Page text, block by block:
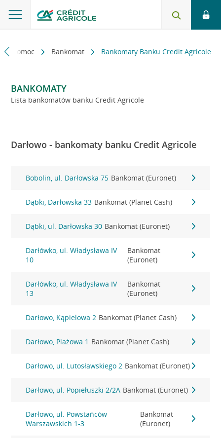
i pomoc Bankomat Bankomaty Banku Credit Agricole
BANKOMATY
Lista bankomatów banku Credit Agricole
Darłowo - bankomaty banku Credit Agricole
Bobolin, ul. Darłowska 75 Bankomat (Euronet)
Dąbki, Darłowska 33 Bankomat (Planet Cash)
Dąbki, ul. Darłowska 30 Bankomat (Euronet)
Darłówko, ul. Władysława IV
10
Bankomat
(Euronet)
Darłówko, ul. Władysława IV
13
Bankomat
(Euronet)
Darłowo, Kąpielowa 2 Bankomat (Planet Cash)
Darłowo, Plażowa 1 Bankomat (Planet Cash)
Darłowo, ul. Lutosławskiego 2 Bankomat (Euronet)
Darłowo, ul. Popiełuszki 2/2A Bankomat (Euronet)
Darłowo, ul. Powstańców
Warszawskich 1-3
Bankomat
(Euronet)